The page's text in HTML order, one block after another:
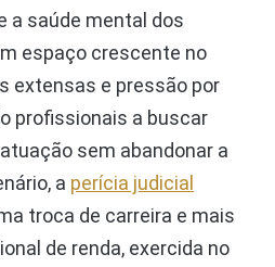
a saúde mental dos
espaço crescente no
extensas e pressão por
profissionais a buscar
sem abandonar a
a perícia judicial
troca de carreira e mais
de renda, exercida no